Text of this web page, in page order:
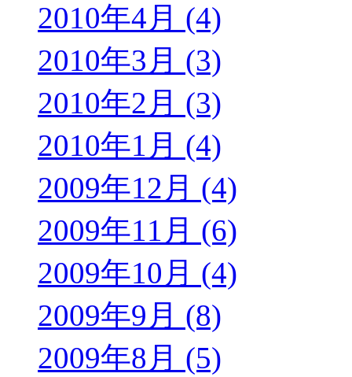
2010年4月 (4)
2010年3月 (3)
2010年2月 (3)
2010年1月 (4)
2009年12月 (4)
2009年11月 (6)
2009年10月 (4)
2009年9月 (8)
2009年8月 (5)